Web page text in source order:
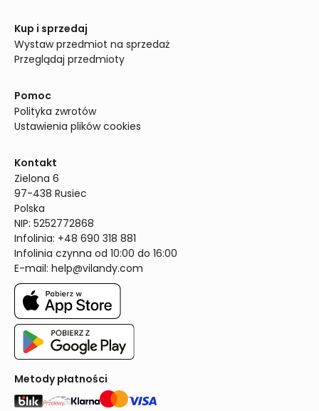
Kup i sprzedaj
Wystaw przedmiot na sprzedaż
Przeglądaj przedmioty
Pomoc
Polityka zwrotów
Ustawienia plików cookies
Kontakt
Zielona 6
97-438 Rusiec
Polska
NIP: 5252772868
Infolinia: +48 690 318 881
Infolinia czynna od 10:00 do 16:00
E-mail: help@vilandy.com
Metody płatności